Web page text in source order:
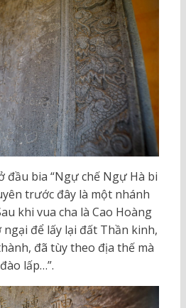
đầu bia “Ngự chế Ngự Hà bi
trước đây là một nhánh
khi vua cha là Cao Hoàng
để lấy lại đất Thần kinh,
đã tùy theo địa thế mà
đào lấp…”.